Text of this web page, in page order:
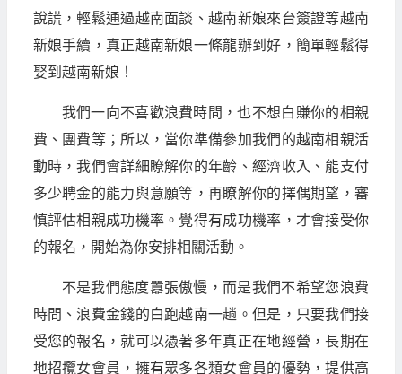
說謊，輕鬆通過越南面談、越南新娘來台簽證等越南
新娘手續，真正越南新娘一條龍辦到好，簡單輕鬆得
娶到越南新娘！
我們一向不喜歡浪費時間，也不想白賺你的相親
費、團費等；所以，當你準備參加我們的越南相親活
動時，我們會詳細瞭解你的年齡、經濟收入、能支付
多少聘金的能力與意願等，再瞭解你的擇偶期望，審
慎評估相親成功機率。覺得有成功機率，才會接受你
的報名，開始為你安排相關活動。
不是我們態度囂張傲慢，而是我們不希望您浪費
時間、浪費金錢的白跑越南一趟。但是，只要我們接
受您的報名，就可以憑著多年真正在地經營，長期在
地招攬女會員，擁有眾多各類女會員的優勢，提供高